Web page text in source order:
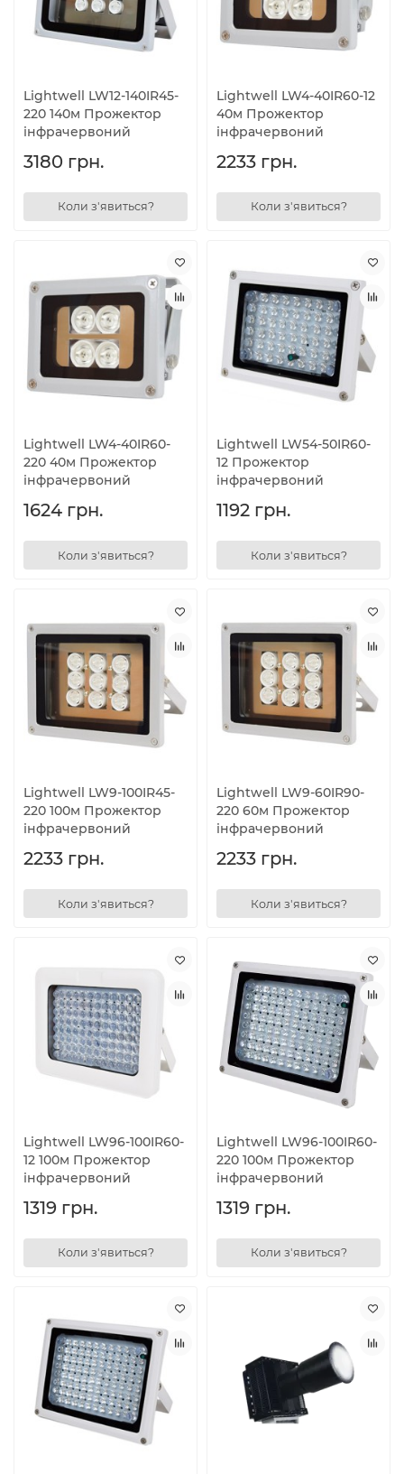
Lightwell LW12-140IR45-
220 140м Прожектор
інфрачервоний
3180 грн.
Коли з'явиться?
Lightwell LW4-40IR60-12
40м Прожектор
інфрачервоний
2233 грн.
Коли з'явиться?
Lightwell LW4-40IR60-
220 40м Прожектор
інфрачервоний
1624 грн.
Коли з'явиться?
Lightwell LW54-50IR60-
12 Прожектор
інфрачервоний
1192 грн.
Коли з'явиться?
Lightwell LW9-100IR45-
220 100м Прожектор
інфрачервоний
2233 грн.
Коли з'явиться?
Lightwell LW9-60IR90-
220 60м Прожектор
інфрачервоний
2233 грн.
Коли з'явиться?
Lightwell LW96-100IR60-
12 100м Прожектор
інфрачервоний
1319 грн.
Коли з'явиться?
Lightwell LW96-100IR60-
220 100м Прожектор
інфрачервоний
1319 грн.
Коли з'явиться?